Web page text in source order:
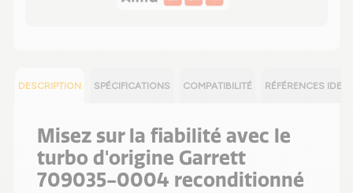
DESCRIPTION SPÉCIFICATIONS COMPATIBILITÉ RÉFÉRENCES
Misez sur la fiabilité avec le
turbo d'origine Garrett
709035-0004 reconditionné